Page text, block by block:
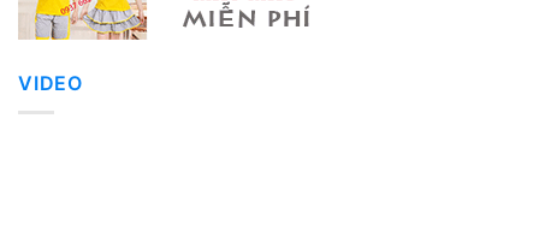
VIDEO